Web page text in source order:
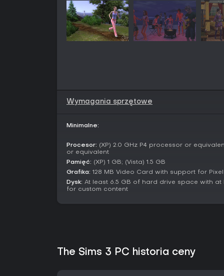
Wymagania sprzętowe
Minimalne:
Procesor: (XP) 2.0 GHz P4 processor or
or equivalent
Pamięć: (XP) 1 GB; (Vista) 1.5 GB
Grafika: 128 MB Video Card with support for
Dysk: At least 6.5 GB of hard drive space with at
for custom content
The Sims 3 PC historia ceny